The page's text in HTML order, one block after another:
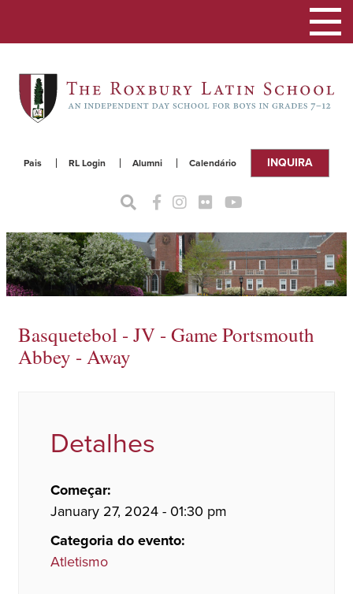
Pais RL Login Alumni Calendário INQUIRA
a
Basquetebol - JV - Game Portsmouth
Abbey - Away
Detalhes
Começar:
January 27, 2024 - 01:30 pm
Categoria do evento:
Atletismo